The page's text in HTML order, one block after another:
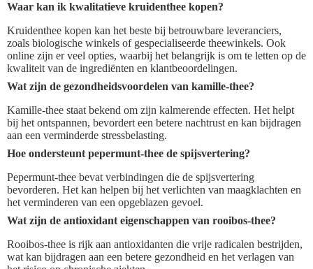
Waar kan ik kwalitatieve kruidenthee kopen?
Kruidenthee kopen kan het beste bij betrouwbare leveranciers,
zoals biologische winkels of gespecialiseerde theewinkels. Ook
online zijn er veel opties, waarbij het belangrijk is om te letten op de
kwaliteit van de ingrediënten en klantbeoordelingen.
Wat zijn de gezondheidsvoordelen van kamille-thee?
Kamille-thee staat bekend om zijn kalmerende effecten. Het helpt
bij het ontspannen, bevordert een betere nachtrust en kan bijdragen
aan een verminderde stressbelasting.
Hoe ondersteunt pepermunt-thee de spijsvertering?
Pepermunt-thee bevat verbindingen die de spijsvertering
bevorderen. Het kan helpen bij het verlichten van maagklachten en
het verminderen van een opgeblazen gevoel.
Wat zijn de antioxidant eigenschappen van rooibos-thee?
Rooibos-thee is rijk aan antioxidanten die vrije radicalen bestrijden,
wat kan bijdragen aan een betere gezondheid en het verlagen van